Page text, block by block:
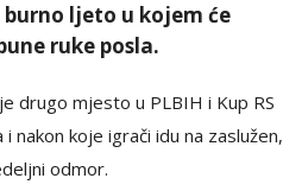
ljeto u kojem će
ruke posla.
drugo mjesto u PLBIH i Kup RS
nakon koje igrači idu na zaslužen,
odmor.